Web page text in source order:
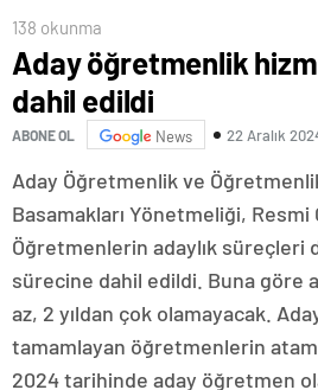
138 okunma
Aday öğretmenlik
dahil edildi
ABONE OL News 22 Aralık
Aday Öğretmenlik ve
Basamakları Yönetmeliği, Resmi
Öğretmenlerin adaylık süreçleri
sürecine dahil edildi. Buna göre
az, 2 yıldan çok olamayacak.
tamamlayan öğretmenlerin
2024 tarihinde aday öğretmen